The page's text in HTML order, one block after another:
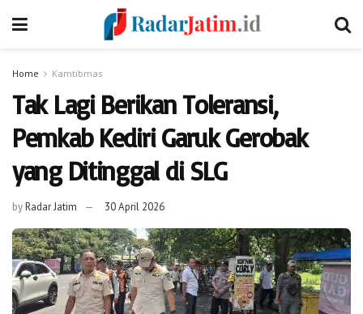
Home Kamtibmas
Tak Lagi Berikan Toleransi,
Pemkab Kediri Garuk Gerobak
yang Ditinggal di SLG
byRadar Jatim 30 April 2026